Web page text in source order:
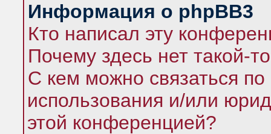
Информация о phpBB3
Кто написал эту
Почему здесь нет такой-
С кем можно связаться по
использования и/или
этой конференцией?